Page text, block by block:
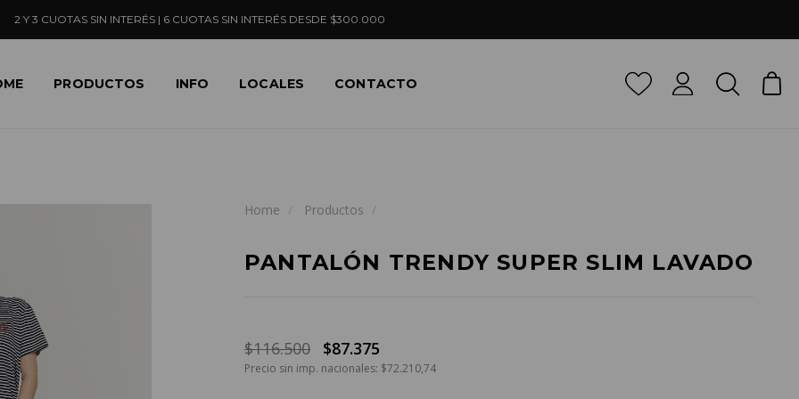
2 Y 3 CUOTAS SIN INTERÉS | 6 CUOTAS SIN INTERÉS DESDE $300.000
PRODUCTOS INFO LOCALES CONTACTO
Home Productos
PANTALÓN TRENDY SUPER SLIM LAVADO
$116.500 $87.375
Precio sin imp. nacionales: $72.210,74